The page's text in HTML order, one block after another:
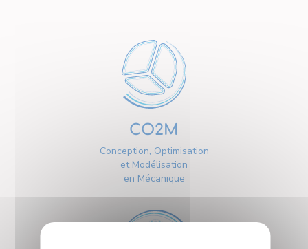
CO2M
Conception, Optimisation
et Modélisation
en Mécanique